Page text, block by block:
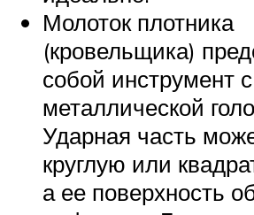
Молоток плотника
(кровельщика)
собой инструмент с
металлической
Ударная часть
круглую или
а ее поверхность